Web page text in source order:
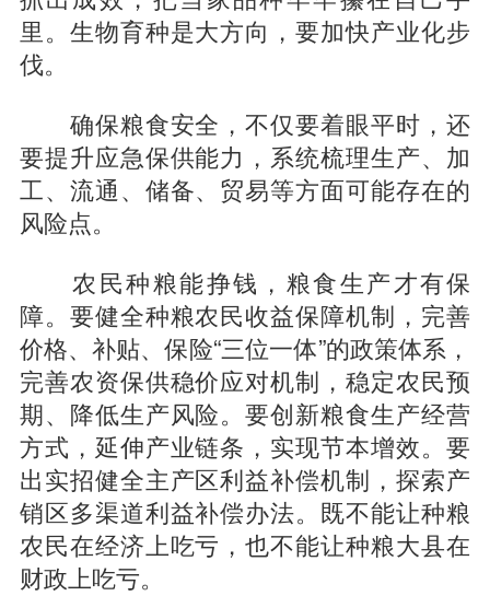
里。生物育种是大方向，要加快产业化步
伐。
确保粮食安全，不仅要着眼平时，还
要提升应急保供能力，系统梳理生产、加
工、流通、储备、贸易等方面可能存在的
风险点。
农民种粮能挣钱，粮食生产才有保
障。要健全种粮农民收益保障机制，完善
价格、补贴、保险“三位一体”的政策体系，
完善农资保供稳价应对机制，稳定农民预
期、降低生产风险。要创新粮食生产经营
方式，延伸产业链条，实现节本增效。要
出实招健全主产区利益补偿机制，探索产
销区多渠道利益补偿办法。既不能让种粮
农民在经济上吃亏，也不能让种粮大县在
财政上吃亏。